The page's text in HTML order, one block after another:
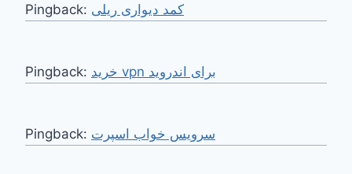
Pingback: کمد دیواری ریلی
Pingback: خرید vpn برای اندروید
Pingback: سرویس خواب اسپرت